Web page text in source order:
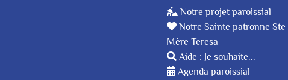
Notre projet paroissial
Notre Sainte patronne Ste
Mère Teresa
Aide : Je souhaite...
Agenda paroissial